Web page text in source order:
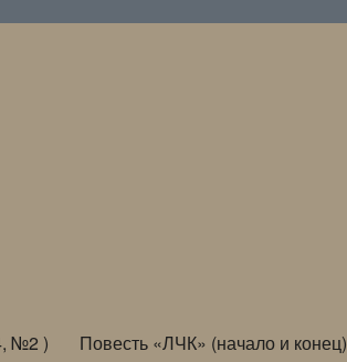
№2 ) Повесть «ЛЧК» (начало и конец)